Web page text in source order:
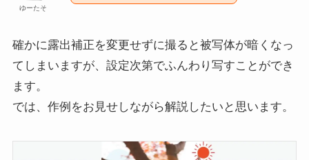
ゆーたそ
確かに露出補正を変更せずに撮ると被写体が暗くなっ
てしまいますが、設定次第でふんわり写すことができ
ます。
では、作例をお見せしながら解説したいと思います。